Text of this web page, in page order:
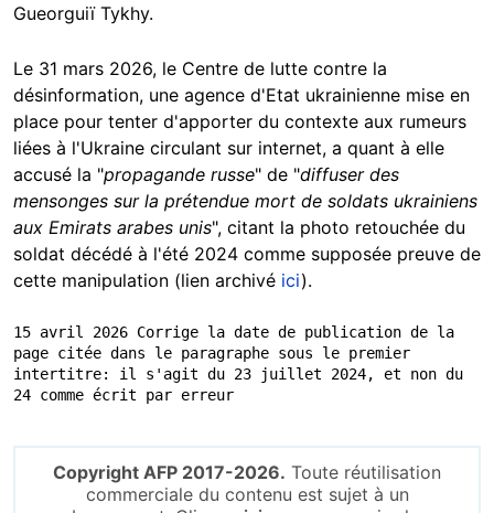
Gueorguiï Tykhy.
Le 31 mars 2026, le Centre de lutte contre la
désinformation, une agence d'Etat ukrainienne mise en
place pour tenter d'apporter du contexte aux rumeurs
liées à l'Ukraine circulant sur internet, a quant à elle
accusé la "propagande russe" de "diffuser des
mensonges sur la prétendue mort de soldats ukrainiens
aux Emirats arabes unis", citant la photo retouchée du
soldat décédé à l'été 2024 comme supposée preuve de
cette manipulation (lien archivé ici).
15 avril 2026 Corrige la date de publication de la
page citée dans le paragraphe sous le premier
intertitre: il s'agit du 23 juillet 2024, et non du
24 comme écrit par erreur
Copyright AFP 2017-2026. Toute réutilisation
commerciale du contenu est sujet à un